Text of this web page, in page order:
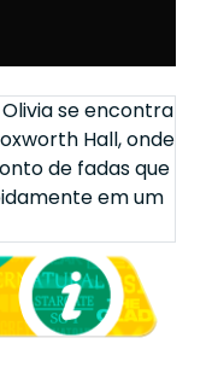
se encontra
Hall, onde
de fadas que
em um